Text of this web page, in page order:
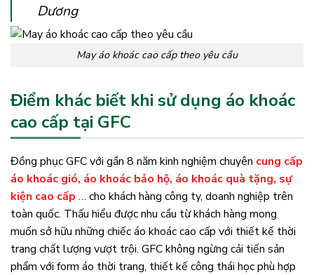
Dương
May áo khoác cao cấp theo yêu cầu
Điểm khác biết khi sử dụng áo khoác
cao cấp tại GFC
Đồng phục GFC với gần 8 năm kinh nghiệm chuyên cung cấp
áo khoác gió, áo khoác bảo hộ, áo khoác quà tặng, sự
kiện cao cấp … cho khách hàng công ty, doanh nghiệp trên
toàn quốc. Thấu hiểu được nhu cầu từ khách hàng mong
muốn sở hữu những chiếc áo khoác cao cấp với thiết kế thời
trang chất lượng vượt trội. GFC không ngừng cải tiến sản
phẩm với form áo thời trang, thiết kế công thái học phù hợp